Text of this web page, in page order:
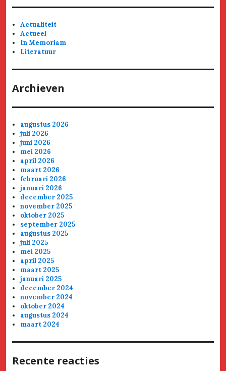
Actualiteit
Actueel
In Memoriam
Literatuur
Archieven
augustus 2026
juli 2026
juni 2026
mei 2026
april 2026
maart 2026
februari 2026
januari 2026
december 2025
november 2025
oktober 2025
september 2025
augustus 2025
juli 2025
mei 2025
april 2025
maart 2025
januari 2025
december 2024
november 2024
oktober 2024
augustus 2024
maart 2024
Recente reacties